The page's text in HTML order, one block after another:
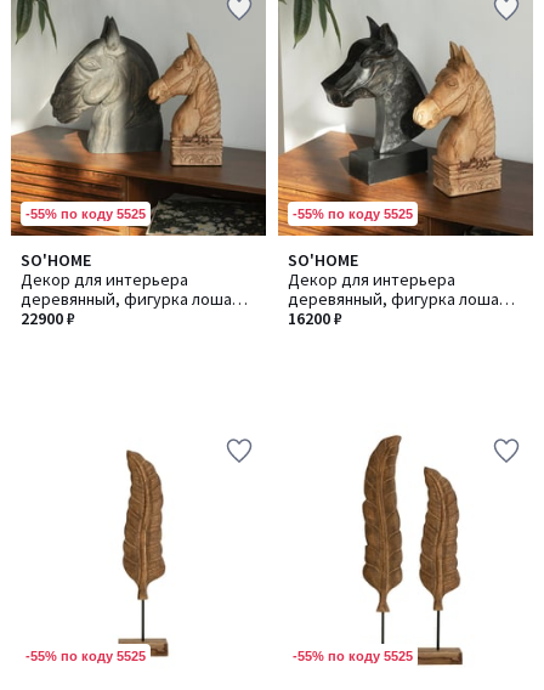
-55% по коду 5525
SO'HOME
Декор для интерьера
деревянный, фигурка лошадь
из манго
22900 ₽
-55% по коду 5525
SO'HOME
Декор для интерьера
деревянный, фигурка лошадь
из манго
16200 ₽
-55% по коду 5525 -55% по коду 5525